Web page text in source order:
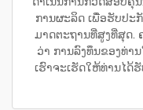
ການຜະລິດ ເພື່ອຮັບປະ
ມາດຕະຖານທີ່ສູງທີ່ສຸດ
ວ່າ ການລົງທຶນຂອງທ່າ
ເຮົາຈະເຮັດໃຫ້ທ່ານໄດ້